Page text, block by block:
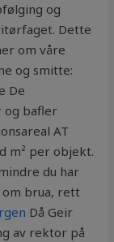
og
Dette
om våre
og smitte:
De
og bafler
AT
m² per objekt.
du har
om brua, rett
Då Geir
av rektor på